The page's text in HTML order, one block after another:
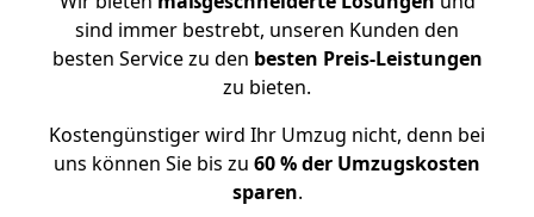
sind immer bestrebt, unseren Kunden den
besten Service zu den besten Preis-Leistungen
zu bieten.
Kostengünstiger wird Ihr Umzug nicht, denn bei
uns können Sie bis zu 60 % der Umzugskosten
sparen.